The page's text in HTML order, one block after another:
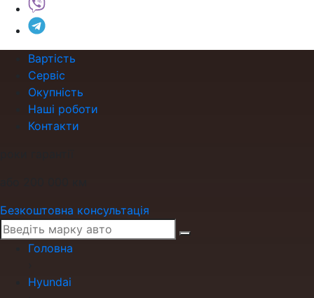
Вартість
Сервіс
Окупність
Наші роботи
Контакти
Безкоштовна консультація
Головна
Hyundai